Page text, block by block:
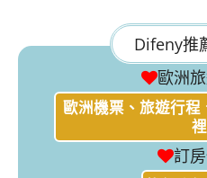
Difeny推
歐洲
歐洲機票、旅遊行
訂